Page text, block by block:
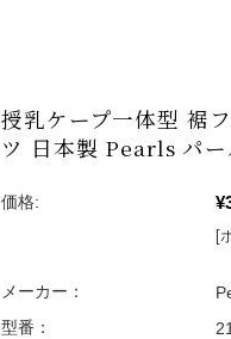
授乳ケープ一体型 裾
ツ 日本製 Pearls パー
価格:
[
メーカー：
型番：